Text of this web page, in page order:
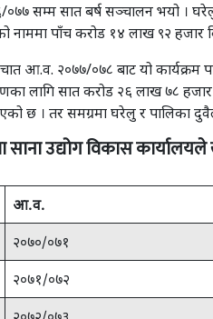
०७७ सम्म सात बर्ष सञ्चालन भयो ।
नाममा पाँच करोड १४ लाख ९२
आ.व. २०७७/०७८ बाट यो कार्यक्रम
लागि सात करोड २६ लाख ७८
छ । तर समग्रमा घरेलु र पालिका
साना उद्योग विकास
आ.व.
२०७०/०७१
२०७१/०७२